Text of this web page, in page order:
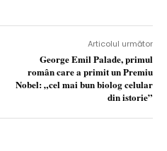
Articolul următor
George Emil Palade, primul
român care a primit un Premiu
Nobel: „cel mai bun biolog celular
din istorie”